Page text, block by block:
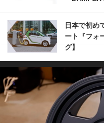
日本で初め
ート『フォ
グ】